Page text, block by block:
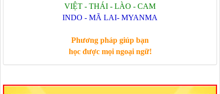
VIỆT - THÁI - LÀO - CAM
INDO - MÃ LAI- MYANMA
Phương pháp giúp bạn
học được mọi ngoại ngữ!